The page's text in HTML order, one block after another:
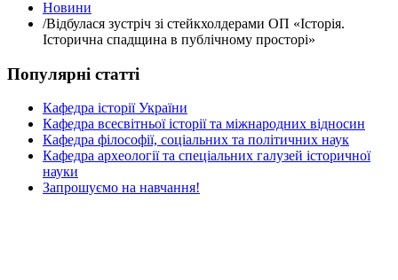
Hовини
/Відбулася зустріч зі стейкхолдерами ОП «Історія.
Історична спадщина в публічному просторі»
Популярні статті
Кафедра історії України
Кафедра всесвітньої історії та міжнародних відносин
Кафедра філософії, соціальних та політичних наук
Кафедра археології та спеціальних галузей історичної
науки
Запрошуємо на навчання!